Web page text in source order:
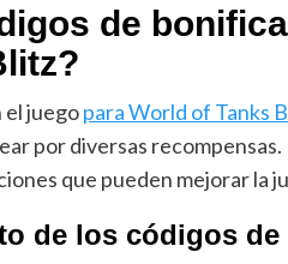
de
el juegopara World of Tanks
por diversas
que pueden mejorar la
de los códigos